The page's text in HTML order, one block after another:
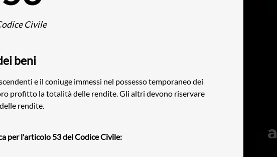
Civile
beni
e il coniuge immessi nel possesso temporaneo dei
profitto la totalità delle rendite. Gli altri devono riservare
rendite.
per l'articolo 53 del Codice Civile: